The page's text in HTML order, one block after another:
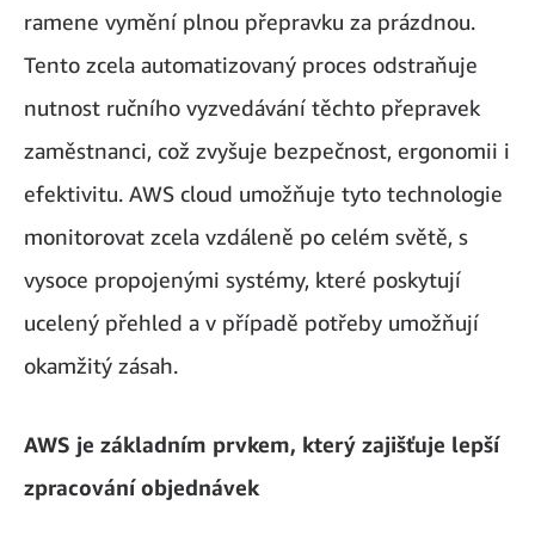
ramene vymění plnou přepravku za prázdnou.
Tento zcela automatizovaný proces odstraňuje
nutnost ručního vyzvedávání těchto přepravek
zaměstnanci, což zvyšuje bezpečnost, ergonomii i
efektivitu. AWS cloud umožňuje tyto technologie
monitorovat zcela vzdáleně po celém světě, s
vysoce propojenými systémy, které poskytují
ucelený přehled a v případě potřeby umožňují
okamžitý zásah.
AWS je základním prvkem, který zajišťuje lepší
zpracování objednávek